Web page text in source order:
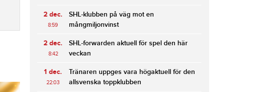
2 dec.
8:59
SHL-klubben på väg mot en
mångmiljonvinst
2 dec.
8:42
SHL-forwarden aktuell för spel den här
veckan
1 dec.
22:03
Tränaren uppges vara högaktuell för den
allsvenska toppklubben